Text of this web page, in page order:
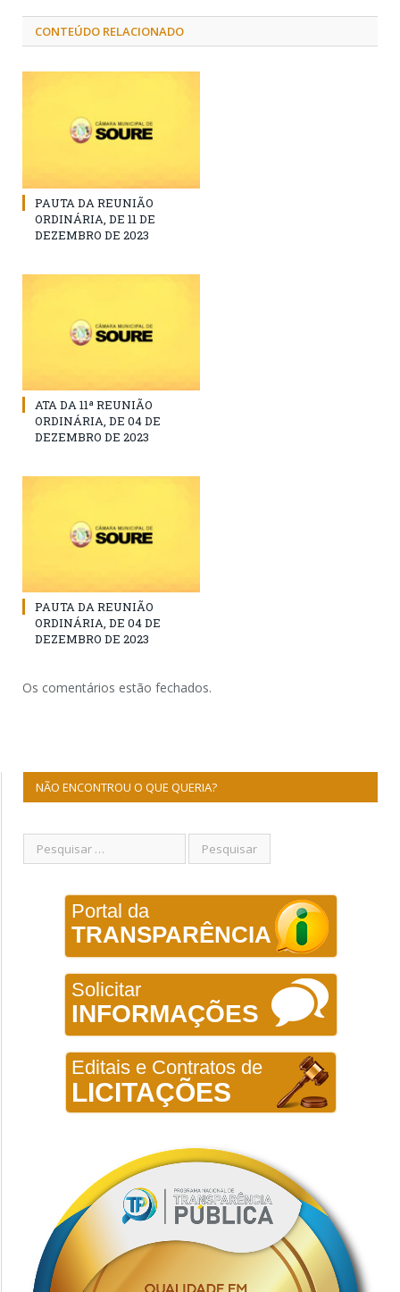
CONTEÚDO RELACIONADO
PAUTA DA REUNIÃO
ORDINÁRIA, DE 11 DE
DEZEMBRO DE 2023
ATA DA 11ª REUNIÃO
ORDINÁRIA, DE 04 DE
DEZEMBRO DE 2023
PAUTA DA REUNIÃO
ORDINÁRIA, DE 04 DE
DEZEMBRO DE 2023
Os comentários estão fechados.
NÃO ENCONTROU O QUE QUERIA?
Portal da
TRANSPARÊNCIA
Solicitar
INFORMAÇÕES
Editais e Contratos de
LICITAÇÕES